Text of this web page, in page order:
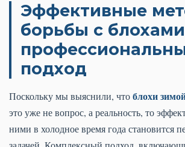
Эффективные
борьбы с
подход
Поскольку мы выяснили, чтоблохи
это уже не вопрос, а реальность, то
ними в холодное время года становится